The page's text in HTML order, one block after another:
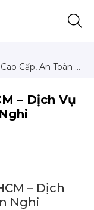
Cấp, An Toàn &
– Dịch Vụ
– Dịch
Nghi